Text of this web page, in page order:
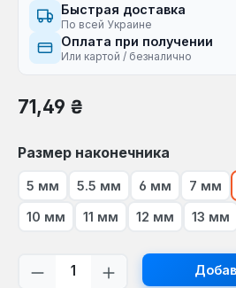
Быстрая доставка
По всей Украине
Оплата при получении
Или картой / безналично
Обычная цена:
71,49 ₴
Выберите
Размер наконечника
5 мм 5.5 мм 6 мм 7 мм
10 мм 11 мм 12 мм 13 мм
Количество